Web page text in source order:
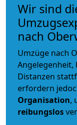
Wir sind
nach
Umzüge nach
Angelegenheit,
Distanzen
erfordern
Organisation,
reibungslos